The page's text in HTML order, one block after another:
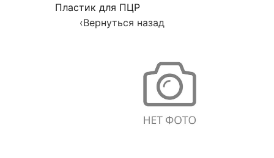
Пластик для ПЦР
‹Вернуться назад